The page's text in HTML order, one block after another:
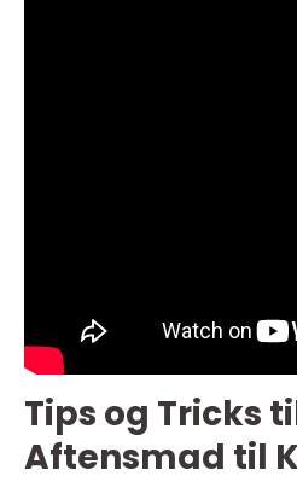
Tips og Tricks
Aftensmad til